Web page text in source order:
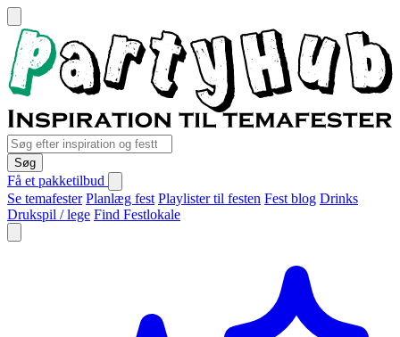
Søg
Få et pakketilbud
Se temafester Planlæg fest Playlister til festen Fest blog Drinks
Drukspil / lege Find Festlokale